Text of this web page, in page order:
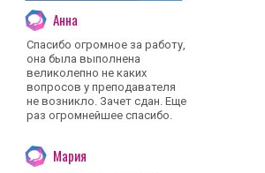
Анна
Спасибо огромное за работу,
она была выполнена
великолепно не каких
вопросов у преподавателя
не возникло. Зачет сдан. Еще
раз огромнейшее спасибо.
Мария